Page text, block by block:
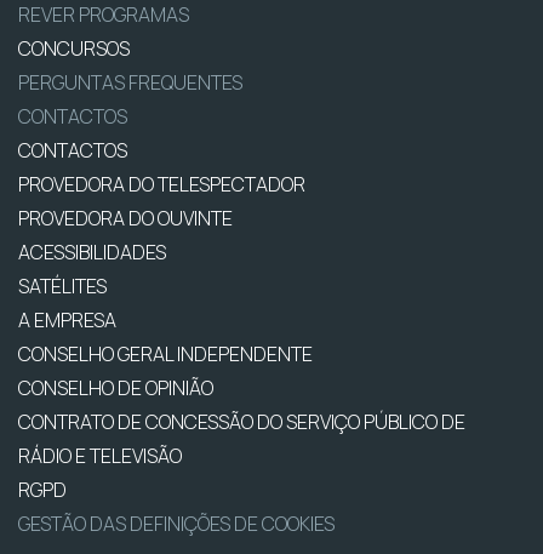
REVER PROGRAMAS
CONCURSOS
PERGUNTAS FREQUENTES
CONTACTOS
CONTACTOS
PROVEDORA DO TELESPECTADOR
PROVEDORA DO OUVINTE
ACESSIBILIDADES
SATÉLITES
A EMPRESA
CONSELHO GERAL INDEPENDENTE
CONSELHO DE OPINIÃO
CONTRATO DE CONCESSÃO DO SERVIÇO PÚBLICO DE
RÁDIO E TELEVISÃO
RGPD
GESTÃO DAS DEFINIÇÕES DE COOKIES